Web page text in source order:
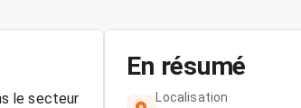
le secteur
En résumé
Localisation